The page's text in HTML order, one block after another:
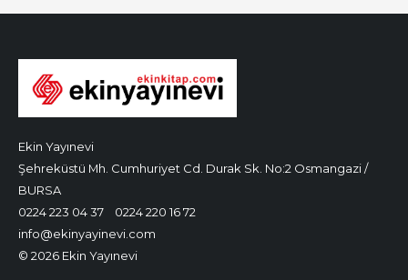
Ekin Yayınevi
Şehreküstü Mh. Cumhuriyet Cd. Durak Sk. No:2 Osmangazi /
BURSA
0224 223 04 37
0224 220 16 72
info@ekinyayinevi.com
© 2026 Ekin Yayınevi